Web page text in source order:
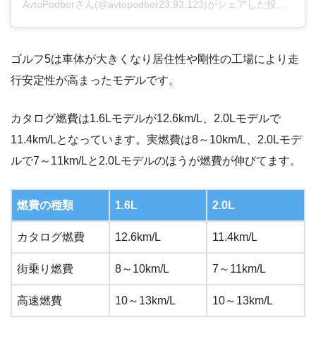
ゴルフ5は車体が大きくなり居住性や剛性の工場により走
行安定性が高まったモデルです。
カタログ燃費は1.6Lモデルが12.6km/L、2.0Lモデルで
11.4km/Lとなっています。実燃費は8～10km/L、2.0Lモデ
ルで7～11km/Lと2.0Lモデルのほうが燃費が伸びてます。
燃費の種類 1.6L 2.0L
カタログ燃費 12.6km/L 11.4km/L
街乗り燃費 8～10km/L 7～11km/L
高速燃費 10～13km/L 10～13km/L